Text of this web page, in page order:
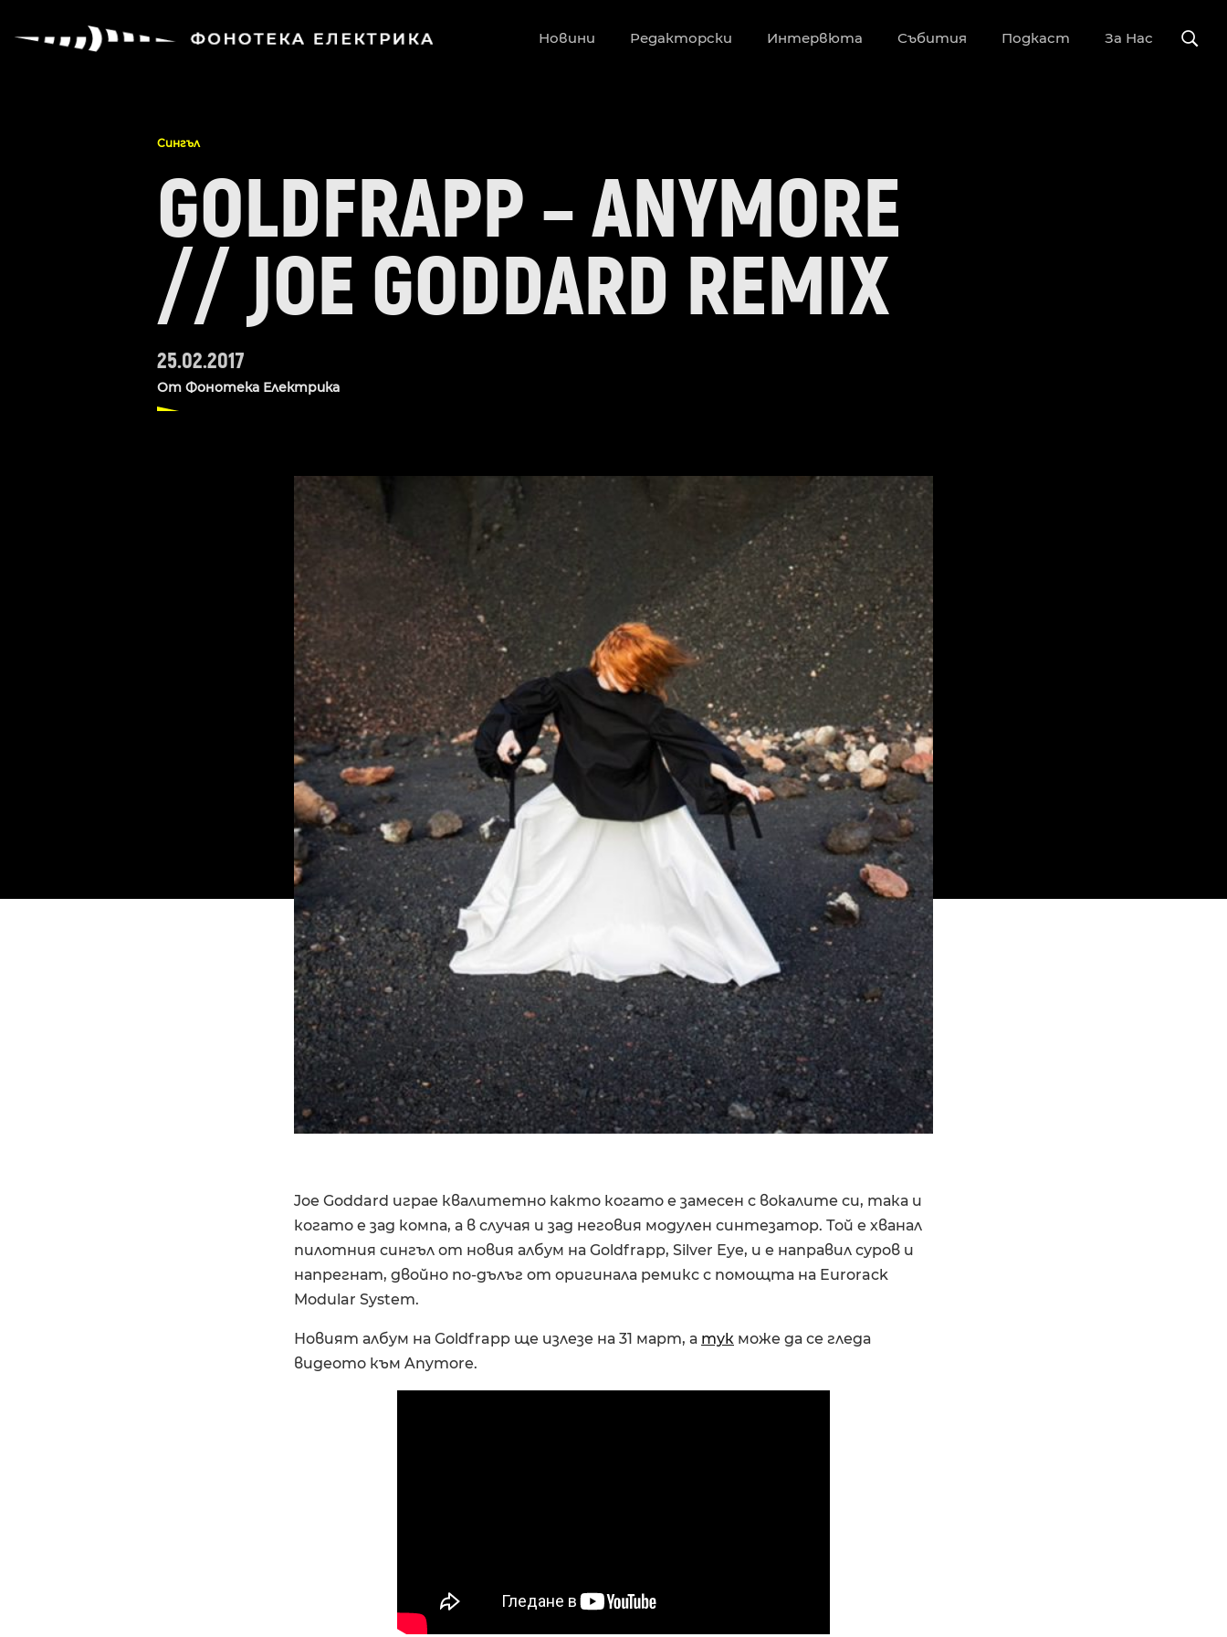
Новини Редакторски Интервюта Събития Подкаст За Нас
Сингъл
GOLDFRAPP – ANYMORE
// JOE GODDARD REMIX
25.02.2017
От Фонотека Електрика
Joe Goddard играе квалитетно както когато е замесен с вокалите си, така и
когато е зад компа, а в случая и зад неговия модулен синтезатор. Той е хванал
пилотния сингъл от новия албум на Goldfrapp, Silver Eye, и е направил суров и
напрегнат, двойно по-дълъг от оригинала ремикс с помощта на Eurorack
Modular System.
Новият албум на Goldfrapp ще излезе на 31 март, а тук може да се гледа
видеото към Anymore.